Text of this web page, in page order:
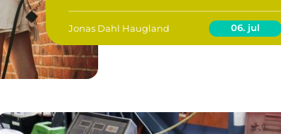
Jonas Dahl Haugland 06. jul